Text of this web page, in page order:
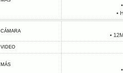
•
CÁMARA
•
VIDEO
MÁS